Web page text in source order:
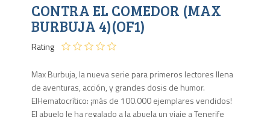
CONTRA EL COMEDOR (MAX
BURBUJA 4)(OF1)
Rating
Max Burbuja, la nueva serie para primeros lectores llena
de aventuras, acción, y grandes dosis de humor.
ElHematocrítico: ¡más de 100.000 ejemplares vendidos!
El abuelo le ha regalado a la abuela un viaje a Tenerife